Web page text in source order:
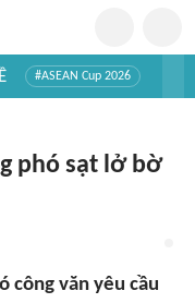
#ASEAN Cup 2026
phó sạt lở bờ
công văn yêu cầu